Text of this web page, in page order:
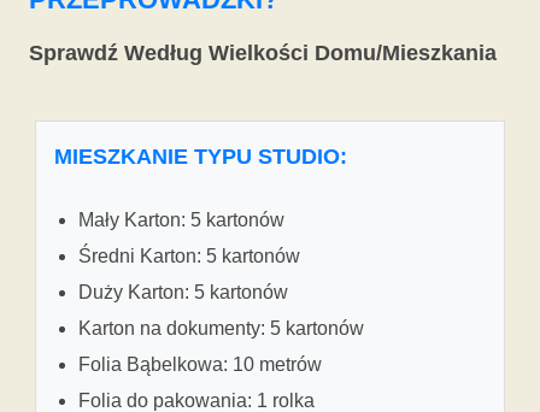
Sprawdź Według Wielkości Domu/Mieszkania
MIESZKANIE TYPU STUDIO:
Mały Karton: 5 kartonów
Średni Karton: 5 kartonów
Duży Karton: 5 kartonów
Karton na dokumenty: 5 kartonów
Folia Bąbelkowa: 10 metrów
Folia do pakowania: 1 rolka